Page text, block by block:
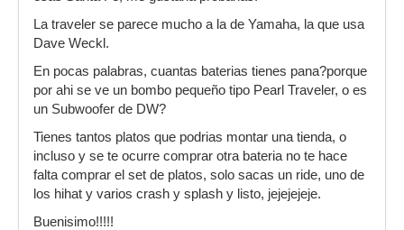
La traveler se parece mucho a la de Yamaha, la que usa
Dave Weckl.
En pocas palabras, cuantas baterias tienes pana?porque
por ahi se ve un bombo pequeño tipo Pearl Traveler, o es
un Subwoofer de DW?
Tienes tantos platos que podrias montar una tienda, o
incluso y se te ocurre comprar otra bateria no te hace
falta comprar el set de platos, solo sacas un ride, uno de
los hihat y varios crash y splash y listo, jejejejeje.
Buenisimo!!!!!